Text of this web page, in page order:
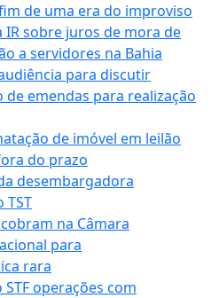
de uma era do improviso
IR sobre juros de mora de
a servidores na Bahia
para discutir
emendas para realização
de imóvel em leilão
do prazo
desembargadora
TST
na Câmara
para
rara
operações com